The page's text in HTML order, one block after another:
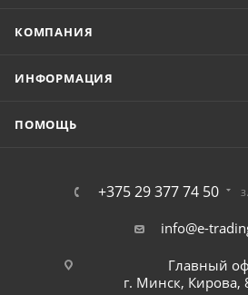
КОМПАНИЯ
ИНФОРМАЦИЯ
ПОМОЩЬ
+375 29 377 74 50
info@e-
Главный
г. Минск, Кирова,